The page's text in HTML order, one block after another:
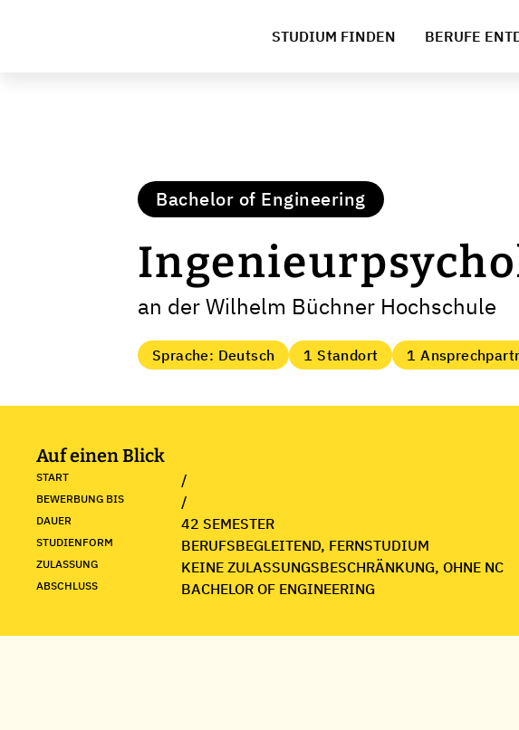
STUDIUM FINDEN BERUFE
Bachelor of Engineering
an der Wilhelm Büchner Hochschule
Sprache: Deutsch 1 Standort 1
Auf einen Blick
START /
BEWERBUNG BIS /
DAUER 42 SEMESTER
STUDIENFORM BERUFSBEGLEITEND, FERNSTUDIUM
ZULASSUNG KEINE ZULASSUNGSBESCHRÄNKUNG, OHNE NC
ABSCHLUSS BACHELOR OF ENGINEERING